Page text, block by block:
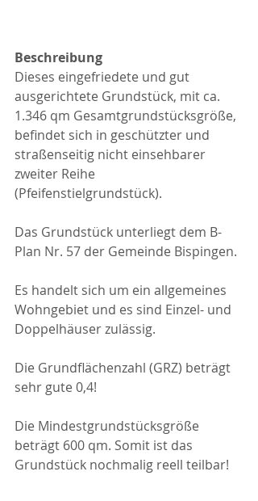
Beschreibung
Dieses eingefriedete und gut
ausgerichtete Grundstück, mit ca.
1.346 qm Gesamtgrundstücksgröße,
befindet sich in geschützter und
straßenseitig nicht einsehbarer
zweiter Reihe
(Pfeifenstielgrundstück).
Das Grundstück unterliegt dem B-
Plan Nr. 57 der Gemeinde Bispingen.
Es handelt sich um ein allgemeines
Wohngebiet und es sind Einzel- und
Doppelhäuser zulässig.
Die Grundflächenzahl (GRZ) beträgt
sehr gute 0,4!
Die Mindestgrundstücksgröße
beträgt 600 qm. Somit ist das
Grundstück nochmalig reell teilbar!